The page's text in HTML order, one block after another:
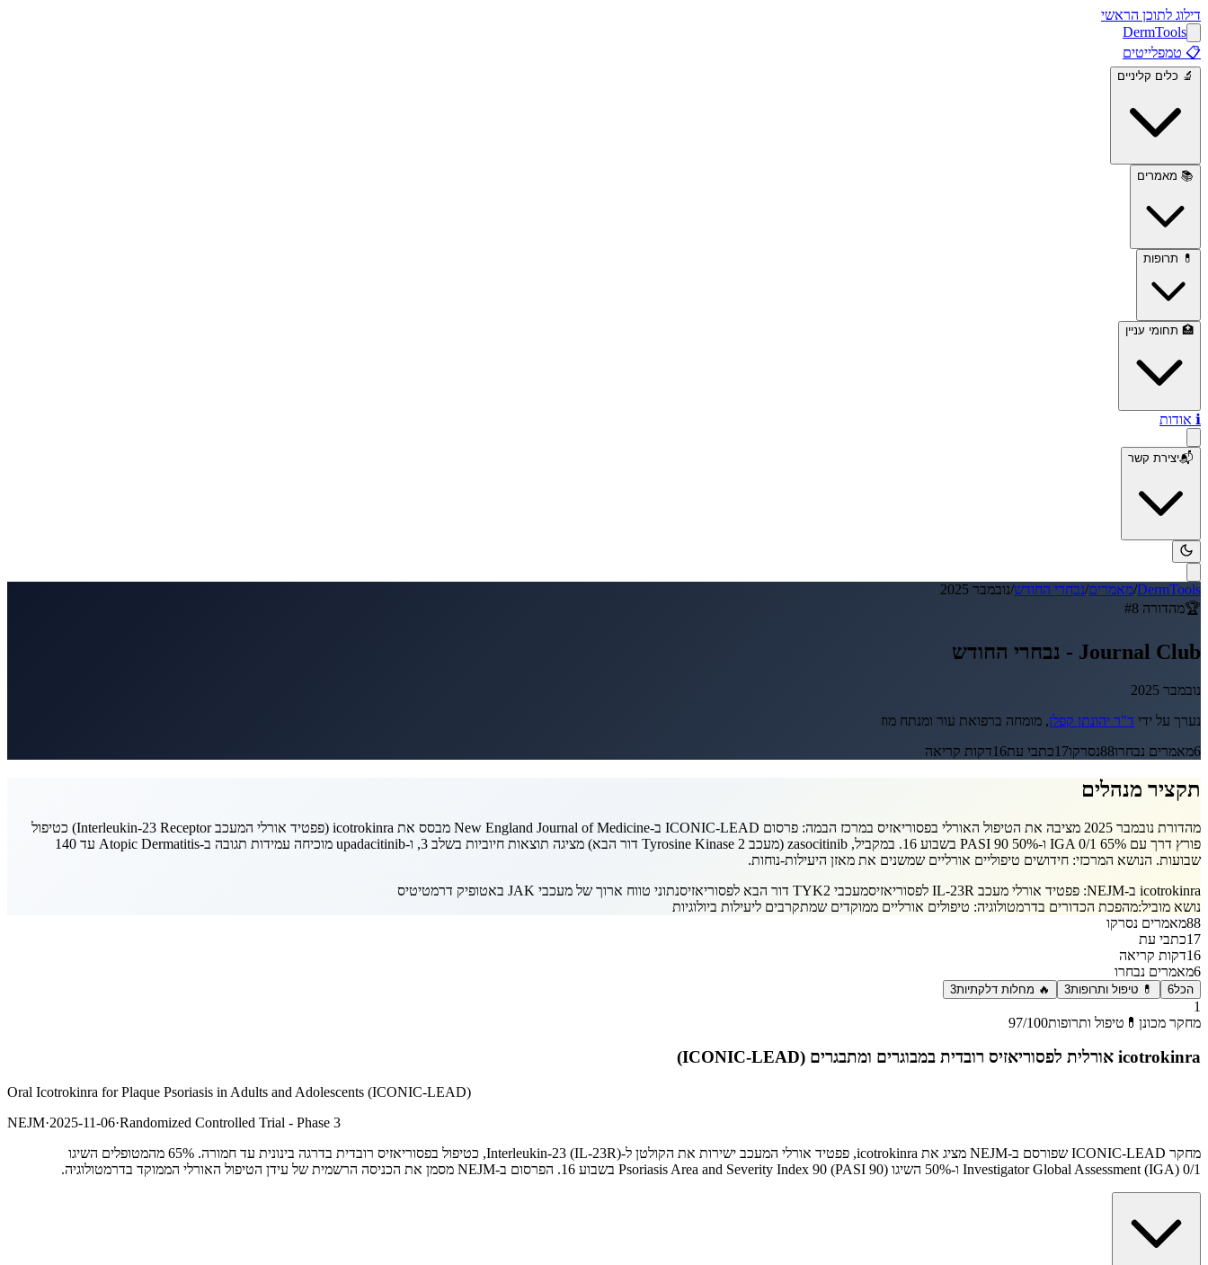
דילוג לתוכן הראשי
DermTools
📋 טמפלייטים
🔬 כלים קליניים
📚 מאמרים
💊 תרופות
🏥 תחומי עניין
ℹ️ אודות
📬יצירת קשר
DermTools
/מאמרים/נבחרי החודש/נובמבר 2025
🏆מהדורה # 8
Journal Club - נבחרי החודש
נובמבר 2025
נערך על ידי ד"ר יהונתן קפלן, מומחה ברפואת עור ומנתח מוז
6מאמרים נבחרו88נסרקו17כתבי עת16דקות קריאה
תקציר מנהלים
מהדורת נובמבר 2025 מציבה את הטיפול האורלי בפסוריאזיס במרכז הבמה: פרסום ICONIC-LEAD ב-New England Journal of Medicine מבסס את icotrokinra (פפטיד אורלי המעכב Interleukin-23 Receptor) כטיפול
פורץ דרך עם 65% IGA 0/1 ו-50% PASI 90 בשבוע 16. במקביל, zasocitinib (מעכב Tyrosine Kinase 2 דור הבא) מציגה תוצאות חיוביות בשלב 3, ו-upadacitinib מוכיחה עמידות תגובה ב-Atopic Dermatitis עד 140
שבועות. הנושא המרכזי: חידושים טיפוליים אורליים שמשנים את מאזן היעילות-נוחות.
icotrokinra ב-NEJM: פפטיד אורלי מעכב IL-23R לפסוריאזיס
מעכבי TYK2 דור הבא לפסוריאזיס
נתוני טווח ארוך של מעכבי JAK באטופיק דרמטיטיס
נושא מוביל:מהפכת הכדורים בדרמטולוגיה: טיפולים אורליים ממוקדים שמתקרבים ליעילות ביולוגיות
88מאמרים נסרקו
17כתבי עת
16דקות קריאה
6מאמרים נבחרו
הכל6 💊 טיפול ותרופות3 🔥 מחלות דלקתיות3
1
מחקר מכונן 💊 טיפול ותרופות 97/100
icotrokinra אורלית לפסוריאזיס רובדית במבוגרים ומתבגרים (ICONIC-LEAD)
Oral Icotrokinra for Plaque Psoriasis in Adults and Adolescents (ICONIC-LEAD)
NEJM·2025-11-06·Randomized Controlled Trial - Phase 3
מחקר ICONIC-LEAD שפורסם ב-NEJM מציג את icotrokinra, פפטיד אורלי המעכב ישירות את הקולטן ל-Interleukin-23 (IL-23R), כטיפול בפסוריאזיס רובדית בדרגה בינונית עד חמורה. 65% מהמטופלים השיגו
Investigator Global Assessment (IGA) 0/1 ו-50% השיגו Psoriasis Area and Severity Index 90 (PASI 90) בשבוע 16. הפרסום ב-NEJM מסמן את הכניסה הרשמית של עידן הטיפול האורלי הממוקד בדרמטולוגיה.